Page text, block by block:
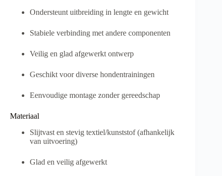
Ondersteunt uitbreiding in lengte en gewicht
Stabiele verbinding met andere componenten
Veilig en glad afgewerkt ontwerp
Geschikt voor diverse hondentrainingen
Eenvoudige montage zonder gereedschap
Materiaal
Slijtvast en stevig textiel/kunststof (afhankelijk
van uitvoering)
Glad en veilig afgewerkt